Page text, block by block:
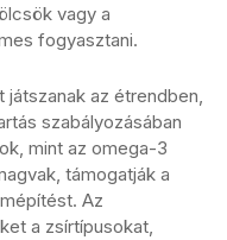
vagy a
fogyasztani.
az étrendben,
szabályozásában
mint az omega-3
támogatják a
Az
a zsírtípusokat,